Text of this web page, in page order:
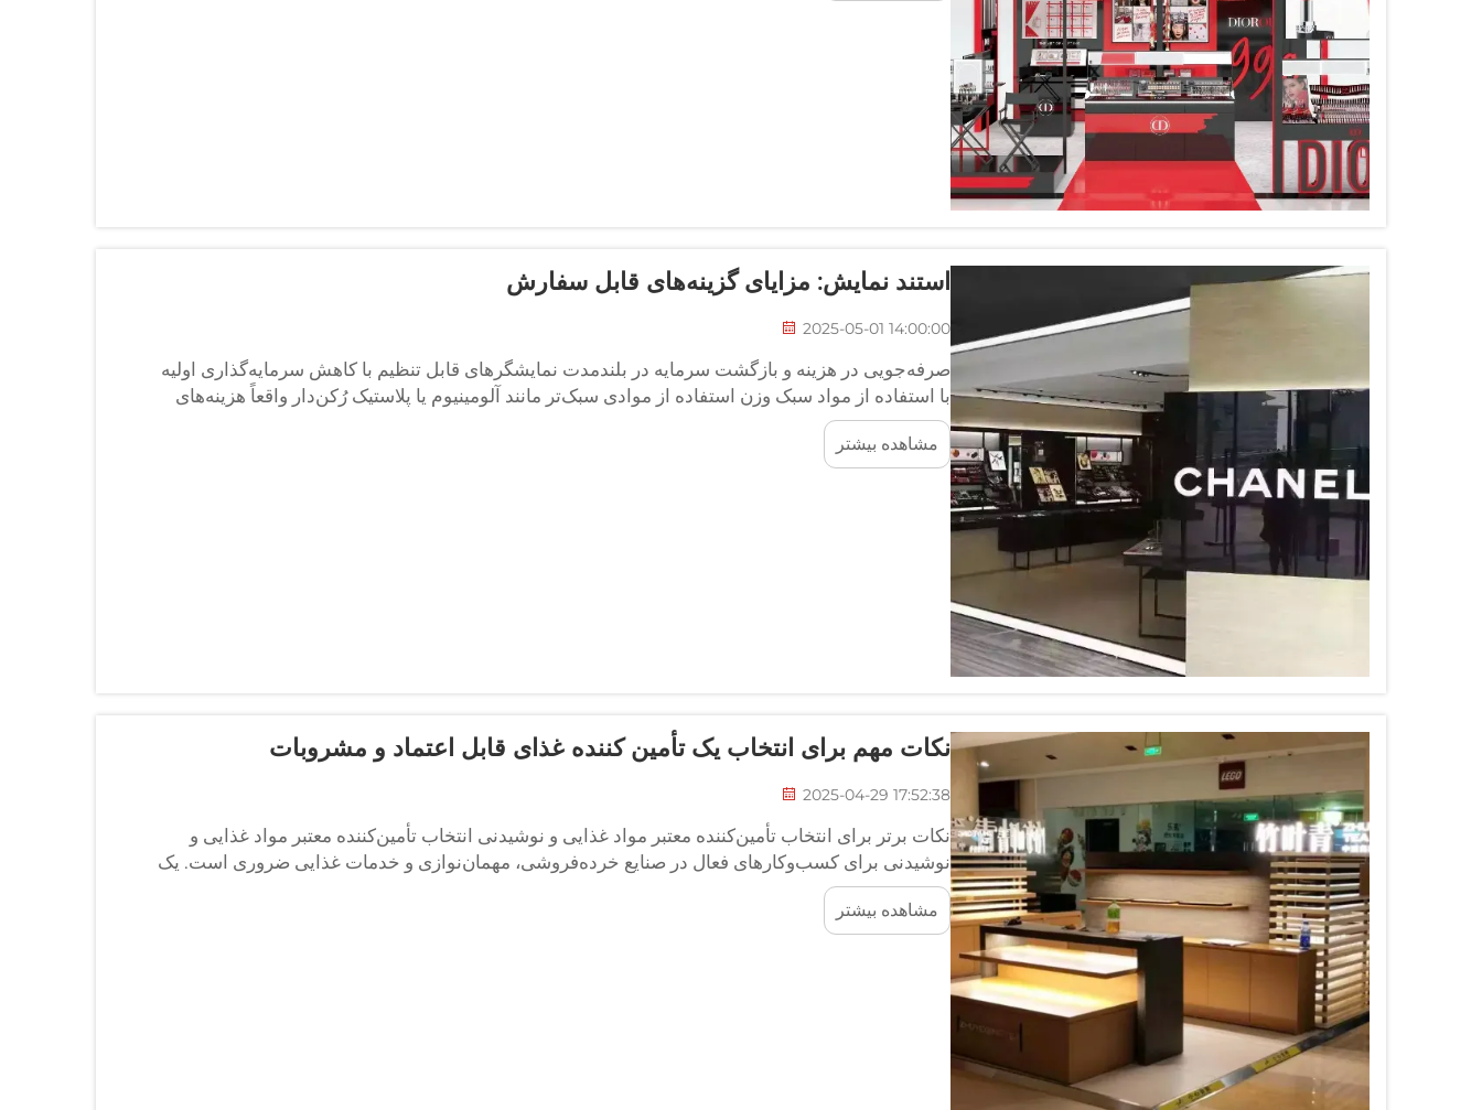
استند نمایش: مزایای گزینه‌های قابل سفارش
2025-05-01 14:00:00
صرفه‌جویی در هزینه و بازگشت سرمایه در بلندمدت نمایشگرهای قابل تنظیم با کاهش سرمایه‌گذاری اولیه
با استفاده از مواد سبک وزن استفاده از موادی سبک‌تر مانند آلومینیوم یا پلاستیک رُکن‌دار واقعاً هزینه‌های
اولیه‌ی تولیدکنندگان را برای نمایشگرهای نمایشی کاهش می‌دهد...
مشاهده بیشتر
نکات مهم برای انتخاب یک تأمین کننده غذای قابل اعتماد و مشروبات
2025-04-29 17:52:38
نکات برتر برای انتخاب تأمین‌کننده معتبر مواد غذایی و نوشیدنی انتخاب تأمین‌کننده معتبر مواد غذایی و
نوشیدنی برای کسب‌وکارهای فعال در صنایع خرده‌فروشی، مهمان‌نوازی و خدمات غذایی ضروری است. یک
تأمین‌کننده قابل اعتماد، کیفیت ثابت محصولات و تحویل به موقع را تضمین می‌کند، ...
مشاهده بیشتر